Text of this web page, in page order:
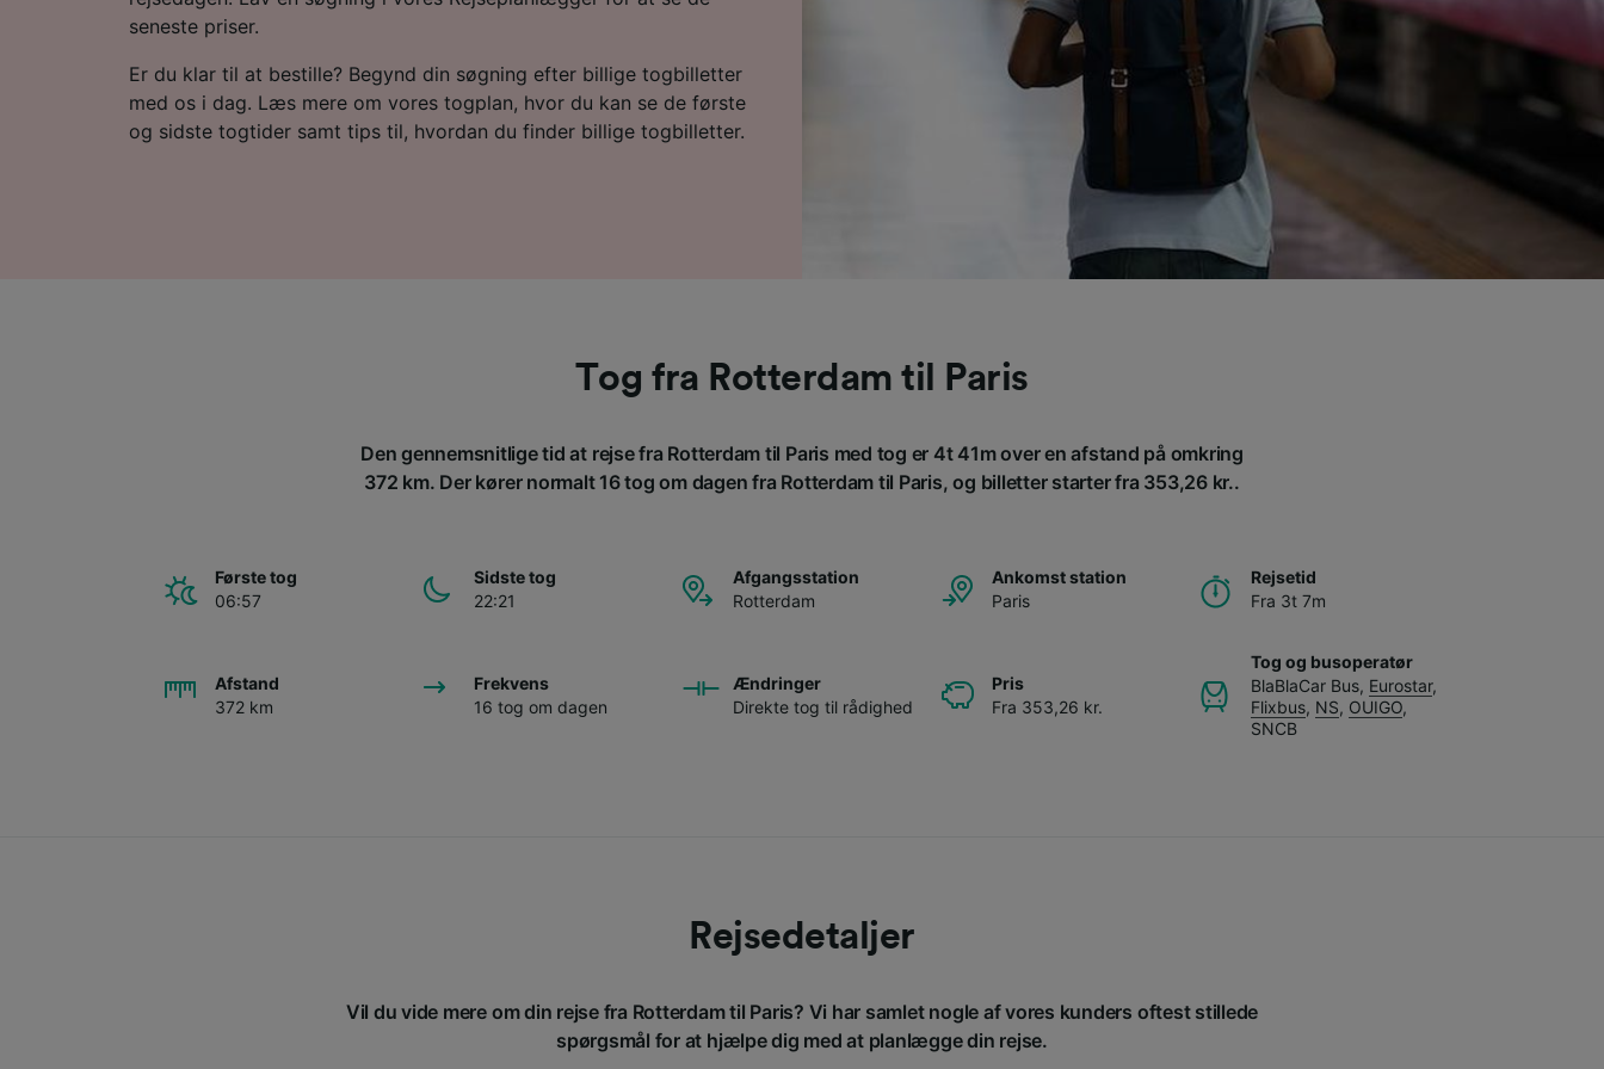
seneste priser.
Er du klar til at bestille? Begynd din søgning efter billige togbilletter
med os i dag. Læs mere om vores togplan, hvor du kan se de første
og sidste togtider samt tips til, hvordan du finder billige togbilletter.
Tog fra Rotterdam til Paris
Den gennemsnitlige tid at rejse fra Rotterdam til Paris med tog er 4t 41m over en afstand på omkring
372 km. Der kører normalt 16 tog om dagen fra Rotterdam til Paris, og billetter starter fra 353,26 kr..
Første tog
06:57
Sidste tog
22:21
Afgangsstation
Rotterdam
Ankomst station
Paris
Rejsetid
Fra 3t 7m
Afstand
372 km
Frekvens
16 tog om dagen
Ændringer
Direkte tog til rådighed
Pris
Fra 353,26 kr.
Tog og busoperatør
BlaBlaCar Bus, Eurostar,
Flixbus, NS, OUIGO,
SNCB
Rejsedetaljer
Vil du vide mere om din rejse fra Rotterdam til Paris? Vi har samlet nogle af vores kunders oftest stillede
spørgsmål for at hjælpe dig med at planlægge din rejse.